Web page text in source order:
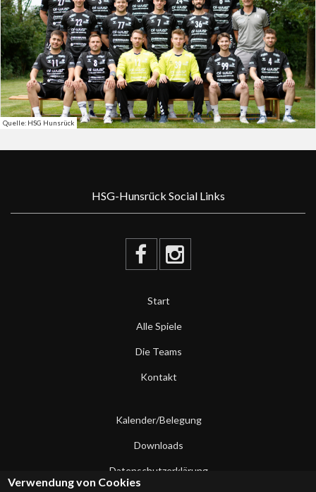
Quelle: HSG Hunsrück
HSG-Hunsrück Social Links
Start
Alle Spiele
Die Teams
Kontakt
Kalender/Belegung
Downloads
Datenschutzerklärung
Verwendung von Cookies